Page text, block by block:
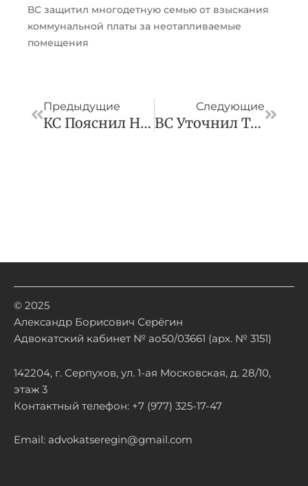
ВС защитил многодетную семью от взыскания
коммунальной платы за неотапливаемые
помещения
Предыдущие
КС Пояснил Нюансы Предоставления Принудительной Лицензии На Лекарственные Препараты
Следующие
ВС Уточнил Тонкости Получения Российского Паспорта Уроженцем Союзной Республики СССР
© 2025
Александр Борисович Серёгин
Адвокатский кабинет № ао50/03661 (арх. № 3151)
142204, г. Серпухов, ул. 1-ая Московская, д. 28/10,
этаж 3
Контактный телефон: +7 (977) 325-17-47
Email: advokatseregin@gmail.com